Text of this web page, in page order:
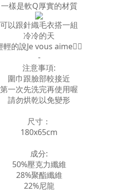
一樣是軟Q厚實的材質
可以跟針織毛衣搭一組
冷冷的天
輕的說Je vous aime❤️‍🔥
-
注意事項:
圍巾跟臉部較接近
第一次先洗完再使用喔
請勿烘乾以免變形
尺寸：
180x65cm
成分:
50%壓克力纖維
28%聚酯纖維
22%尼龍